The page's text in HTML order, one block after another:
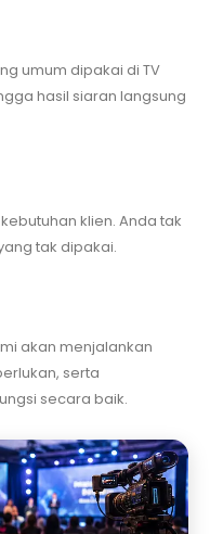
umum dipakai di TV
hasil siaran langsung
klien. Anda tak
tak dipakai.
akan menjalankan
serta
secara baik.